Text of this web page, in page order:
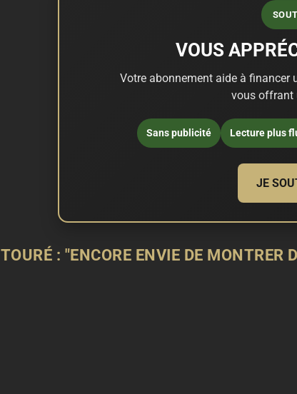
VOUS
Votre abonnement aide à financer
vous offrant
Sans publicité Lecture plus
JE
TOURÉ : "ENCORE ENVIE DE MONTRER